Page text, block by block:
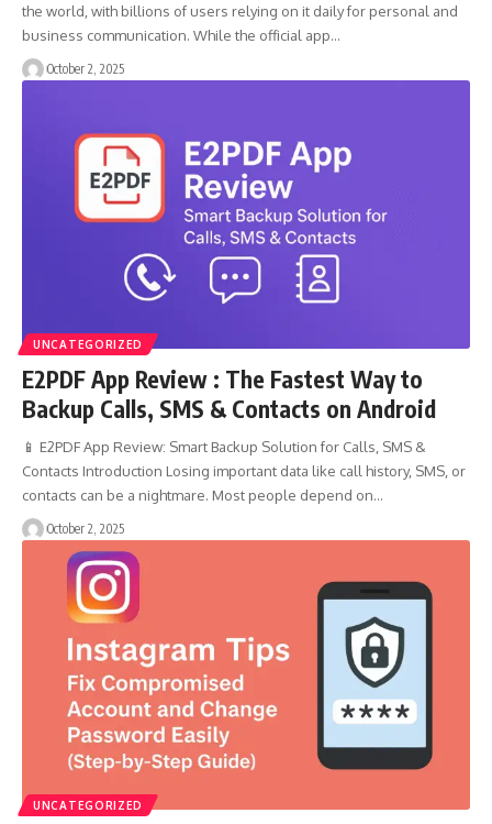
the world, with billions of users relying on it daily for personal and
business communication. While the official app…
October 2, 2025
UNCATEGORIZED
E2PDF App Review : The Fastest Way to
Backup Calls, SMS & Contacts on Android
📱 E2PDF App Review: Smart Backup Solution for Calls, SMS &
Contacts Introduction Losing important data like call history, SMS, or
contacts can be a nightmare. Most people depend on…
October 2, 2025
UNCATEGORIZED